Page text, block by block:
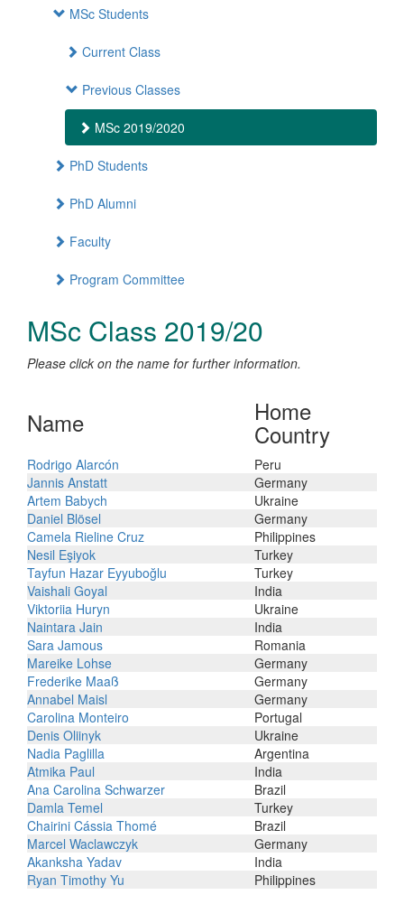
MSc Students
Current Class
Previous Classes
MSc 2019/2020
PhD Students
PhD Alumni
Faculty
Program Committee
MSc Class 2019/20
Please click on the name for further information.
Name Home
Country
Rodrigo Alarcón
Peru
Jannis Anstatt
Germany
Artem Babych
Ukraine
Daniel Blösel
Germany
Camela Rieline Cruz
Philippines
Nesil Eşiyok
Turkey
Tayfun Hazar Eyyuboğlu
Turkey
Vaishali Goyal
India
Viktoriia Huryn
Ukraine
Naintara Jain
India
Sara Jamous
Romania
Mareike Lohse
Germany
Frederike Maaß
Germany
Annabel Maisl
Germany
Carolina Monteiro
Portugal
Denis Oliinyk
Ukraine
Nadia Paglilla
Argentina
Atmika Paul
India
Ana Carolina Schwarzer
Brazil
Damla Temel
Turkey
Chairini Cássia Thomé
Brazil
Marcel Waclawczyk
Germany
Akanksha Yadav
India
Ryan Timothy Yu
Philippines